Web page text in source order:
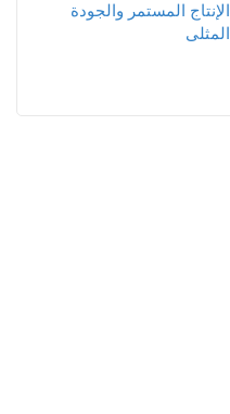
الإنتاج المستمر والجودة
المثلى